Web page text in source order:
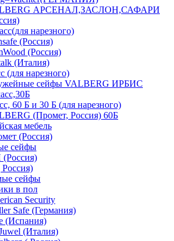
АРСЕНАЛ,ЗАСЛОН,САФАРИ
нарезного)
(Россия)
(Россия)
(Италия)
(для нарезного)
сейфы VALBERG ИРБИС
60 Б и 30 Б (для нарезного)
(Промет, Россия) 60Б
мебель
(Россия)
сейфы
сейфы
в пол
Security
Safe (Германия)
(Испания)
(Италия)